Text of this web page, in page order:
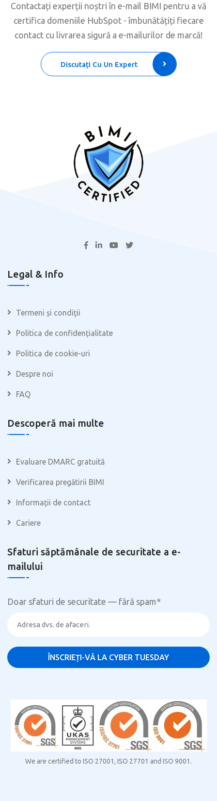
Contactați experții noștri în e-mail BIMI pentru a vă
certifica domeniile HubSpot - îmbunătățiți fiecare
contact cu livrarea sigură a e-mailurilor de marcă!
Discutați Cu Un Expert
Legal & Info
Termeni și condiții
Politica de confidențialitate
Politica de cookie-uri
Despre noi
FAQ
Descoperă mai multe
Evaluare DMARC gratuită
Verificarea pregătirii BIMI
Informații de contact
Cariere
Sfaturi săptămânale de securitate a e-
mailului
Doar sfaturi de securitate — fără spam*
We are certified to ISO 27001, ISO 27701 and ISO 9001.